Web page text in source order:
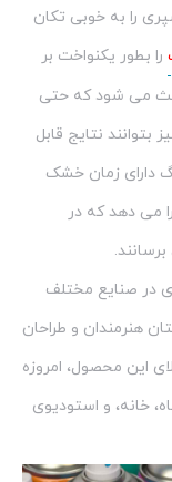
را به خوبی تکان
را بطور یکنواخت بر
می شود که حتی
بتوانند نتایج قابل
دارای زمان خشک
می دهد که در
در صنایع مختلف
هنرمندان و طراحان
این محصول، امروزه
خانه، و استودیوی